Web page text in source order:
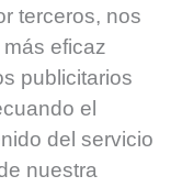
terceros, nos
eficaz
publicitarios
el
del servicio
nuestra